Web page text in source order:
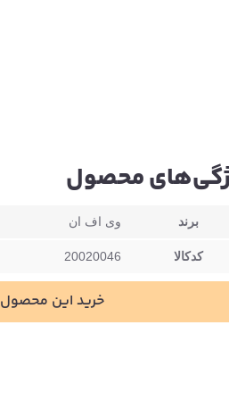
محصول
برند وی اف ان
کدکالا 20020046
خرید این محصول